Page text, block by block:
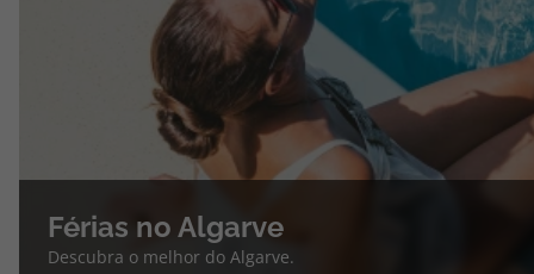
Férias no Algarve
Descubra o melhor do Algarve.